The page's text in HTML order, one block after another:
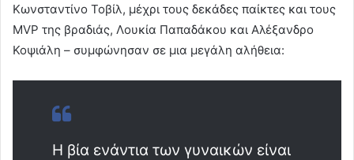
Κωνσταντίνο Τοβίλ, μέχρι τους δεκάδες παίκτες και τους
MVP της βραδιάς, Λουκία Παπαδάκου και Αλέξανδρο
Κοψιάλη – συμφώνησαν σε μια μεγάλη αλήθεια:
Η βία ενάντια των γυναικών είναι